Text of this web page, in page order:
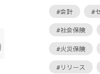
#会計 #
#社会保険
#火災保険
#リリース